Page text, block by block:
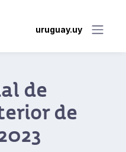
uruguay.uy
de
de